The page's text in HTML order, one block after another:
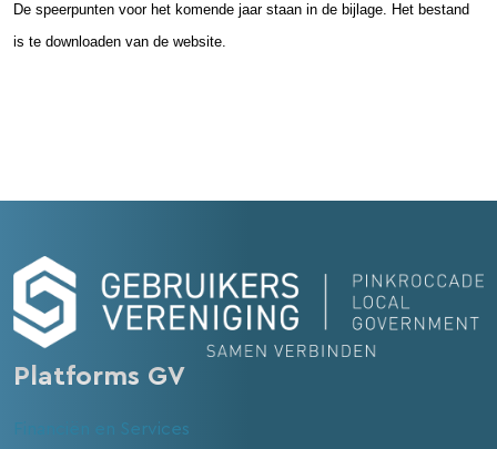
De speerpunten voor het komende jaar staan in de bijlage. Het bestand
is te downloaden van de website.
Platforms GV
Financiën en Services